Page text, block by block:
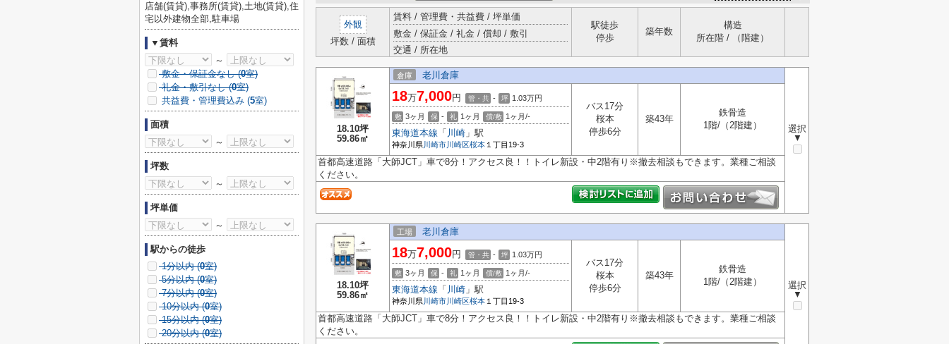
外観
坪数 / 面積
賃料 / 管理費・共益費 / 坪単価
敷金 / 保証金 / 礼金 / 償却 / 敷引
交通 / 所在地
駅徒歩
停歩
築年数
構造
所在階 / （階建）
18.10坪
59.86㎡
倉庫 老川倉庫
選択
▼
18万7,000円 管・共 - 坪 1.03万円
敷 3ヶ月 保 - 礼 1ヶ月 償/敷 1ヶ月/-
東海道本線 「 川崎 」駅
神奈川県川崎市川崎区桜本 １丁目19-3
バス17分
桜本
停歩6分
築43年
鉄骨造
1階/（2階建）
首都高速道路「大師JCT」車で8分！アクセス良！！トイレ新設・中2階有り※撤去相談もできます。業種ご相談
ください。
18.10坪
59.86㎡
工場 老川倉庫
選択
▼
18万7,000円 管・共 - 坪 1.03万円
敷 3ヶ月 保 - 礼 1ヶ月 償/敷 1ヶ月/-
東海道本線 「 川崎 」駅
神奈川県川崎市川崎区桜本 １丁目19-3
バス17分
桜本
停歩6分
築43年
鉄骨造
1階/（2階建）
首都高速道路「大師JCT」車で8分！アクセス良！！トイレ新設・中2階有り※撤去相談もできます。業種ご相談
ください。
店舗(賃貸),事務所(賃貸),土地(賃貸),住
宅以外建物全部,駐車場
▼賃料
～
敷金・保証金なし (0室)
礼金・敷引なし (0室)
共益費・管理費込み (5室)
面積
～
坪数
～
坪単価
～
駅からの徒歩
1分以内 (0室)
5分以内 (0室)
7分以内 (0室)
10分以内 (0室)
15分以内 (0室)
20分以内 (0室)